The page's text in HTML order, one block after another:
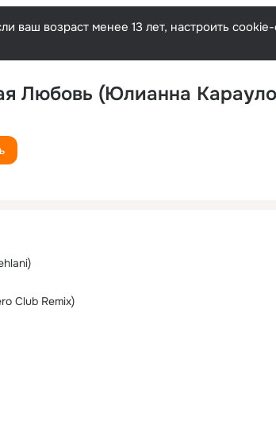
ваш возраст менее 13 лет, настроить
Любовь (Юлианна
Club Remix)